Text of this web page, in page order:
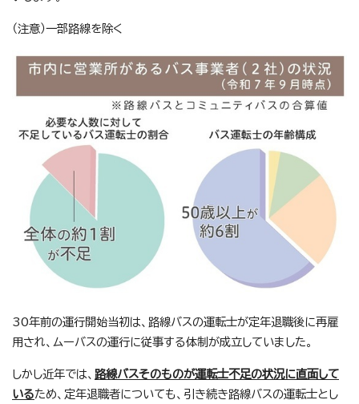
（注意）一部路線を除く
30年前の運行開始当初は、路線バスの運転士が定年退職後に再雇
用され、ムーバスの運行に従事する体制が成立していました。
しかし近年では、 路線バスそのものが運転士不足の状況に直面して
いるため、定年退職者についても、引き続き路線バスの運転士とし